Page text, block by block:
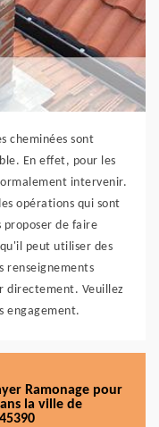
cheminées sont
En effet, pour les
intervenir.
opérations qui sont
proposer de faire
peut utiliser des
renseignements
directement. Veuillez
engagement.
Ramonage pour
la ville de